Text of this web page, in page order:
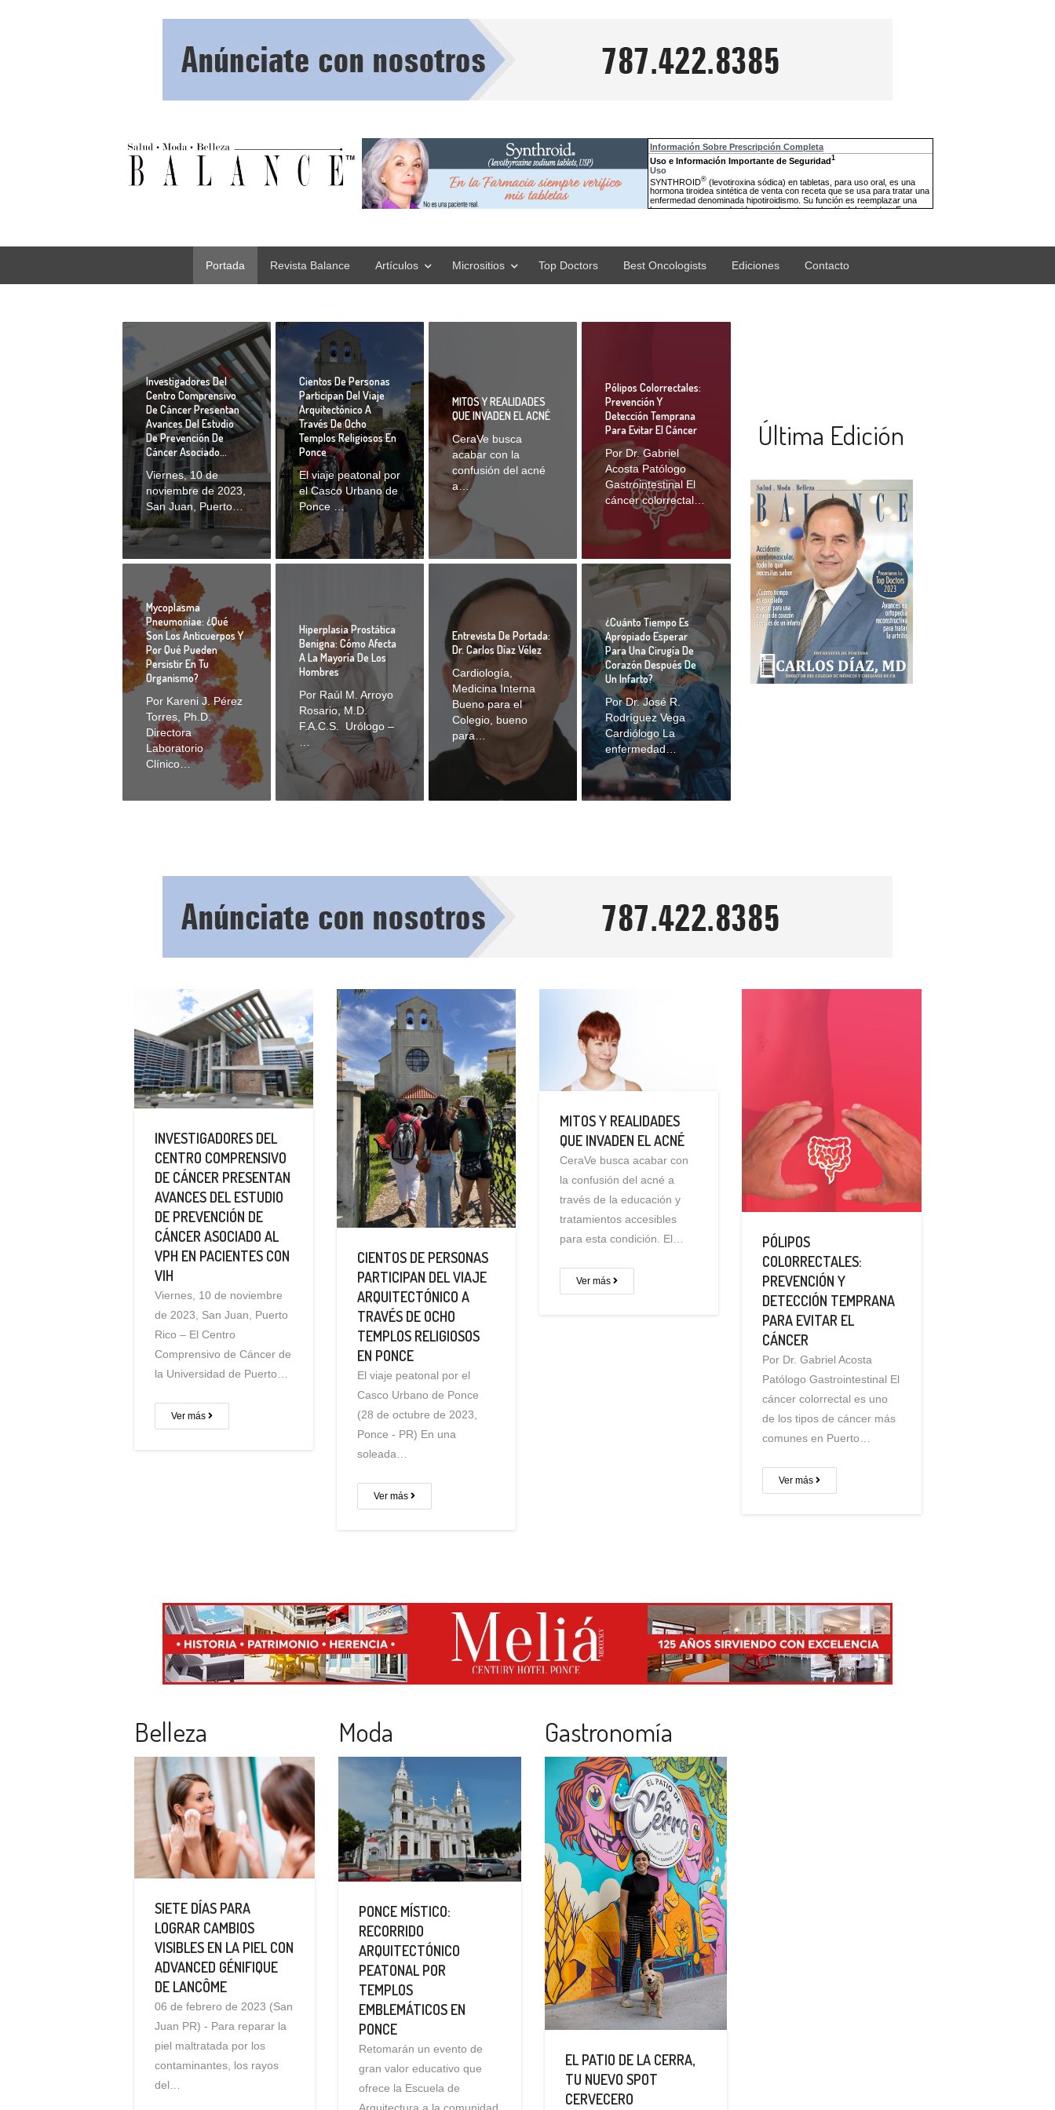
Portada Revista Balance Artículos Micrositios Top Doctors Best Oncologists Ediciones Contacto
Investigadores Del
Centro Comprensivo
De Cáncer Presentan
Avances Del Estudio
De Prevención De
Cáncer Asociado…
Viernes, 10 de
noviembre de 2023,
San Juan, Puerto…
Cientos De Personas
Participan Del Viaje
Arquitectónico A
Través De Ocho
Templos Religiosos En
Ponce
El viaje peatonal por
el Casco Urbano de
Ponce …
MITOS Y REALIDADES
QUE INVADEN EL ACNÉ
CeraVe busca
acabar con la
confusión del acné
a…
Pólipos Colorrectales:
Prevención Y
Detección Temprana
Para Evitar El Cáncer
Por Dr. Gabriel
Acosta Patólogo
Gastrointestinal El
cáncer colorrectal…
Mycoplasma
Pneumoniae: ¿qué
Son Los Anticuerpos Y
Por Qué Pueden
Persistir En Tu
Organismo?
Por Kareni J. Pérez
Torres, Ph.D.
Directora
Laboratorio
Clínico…
Hiperplasia Prostática
Benigna: Cómo Afecta
A La Mayoría De Los
Hombres
Por Raúl M. Arroyo
Rosario, M.D.
F.A.C.S. Urólogo –
Entrevista De Portada:
Dr. Carlos Díaz Vélez
Cardiología,
Medicina Interna
Bueno para el
Colegio, bueno
para…
¿Cuánto Tiempo Es
Apropiado Esperar
Para Una Cirugía De
Corazón Después De
Un Infarto?
Por Dr. José R.
Rodríguez Vega
Cardiólogo La
enfermedad…
Última Edición
INVESTIGADORES DEL
CENTRO COMPRENSIVO
DE CÁNCER PRESENTAN
AVANCES DEL ESTUDIO
DE PREVENCIÓN DE
CÁNCER ASOCIADO AL
VPH EN PACIENTES CON
VIH
Viernes, 10 de noviembre
de 2023, San Juan, Puerto
Rico – El Centro
Comprensivo de Cáncer de
la Universidad de Puerto…
Ver más
CIENTOS DE PERSONAS
PARTICIPAN DEL VIAJE
ARQUITECTÓNICO A
TRAVÉS DE OCHO
TEMPLOS RELIGIOSOS
EN PONCE
El viaje peatonal por el
Casco Urbano de Ponce
(28 de octubre de 2023,
Ponce - PR) En una
soleada…
Ver más
MITOS Y REALIDADES
QUE INVADEN EL ACNÉ
CeraVe busca acabar con
la confusión del acné a
través de la educación y
tratamientos accesibles
para esta condición. El…
Ver más
PÓLIPOS
COLORRECTALES:
PREVENCIÓN Y
DETECCIÓN TEMPRANA
PARA EVITAR EL
CÁNCER
Por Dr. Gabriel Acosta
Patólogo Gastrointestinal El
cáncer colorrectal es uno
de los tipos de cáncer más
comunes en Puerto…
Ver más
Belleza
SIETE DÍAS PARA
LOGRAR CAMBIOS
VISIBLES EN LA PIEL CON
ADVANCED GÉNIFIQUE
DE LANCÔME
06 de febrero de 2023 (San
Juan PR) - Para reparar la
piel maltratada por los
contaminantes, los rayos
del…
Moda
PONCE MÍSTICO:
RECORRIDO
ARQUITECTÓNICO
PEATONAL POR
TEMPLOS
EMBLEMÁTICOS EN
PONCE
Retomarán un evento de
gran valor educativo que
ofrece la Escuela de
Arquitectura a la comunidad
Gastronomía
EL PATIO DE LA CERRA,
TU NUEVO SPOT
CERVECERO